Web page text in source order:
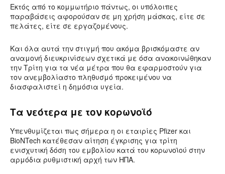
Εκτός από το κομμωτήριο πάντως, οι υπόλοιπες
παραβάσεις αφορούσαν σε μη χρήση μάσκας, είτε σε
πελάτες, είτε σε εργαζομένους.
Και όλα αυτά την στιγμή που ακόμα βρισκόμαστε αν
αναμονή διευκρινίσεων σχετικά με όσα ανακοινώθηκαν
την Τρίτη για τα νέα μέτρα που θα εφαρμοστούν για
τον ανεμβολίαστο πληθυσμό προκειμένου να
διασφαλιστεί η δημόσια υγεία.
Τα νεότερα με τον κορωνοϊό
Υπενθυμίζεται πως σήμερα η οι εταιρίες Pfizer και
BioNTech κατέθεσαν αίτηση έγκρισης για τρίτη
ενισχυτική δόση του εμβολίου κατά του κορωνοϊού στην
αρμόδια ρυθμιστική αρχή των ΗΠΑ.